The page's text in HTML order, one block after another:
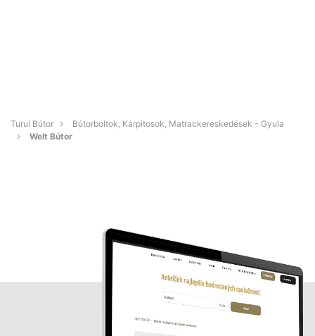
Turul Bútor
Bútorboltok, Kárpitosok, Matrackereskedések - Gyula
Welt Bútor